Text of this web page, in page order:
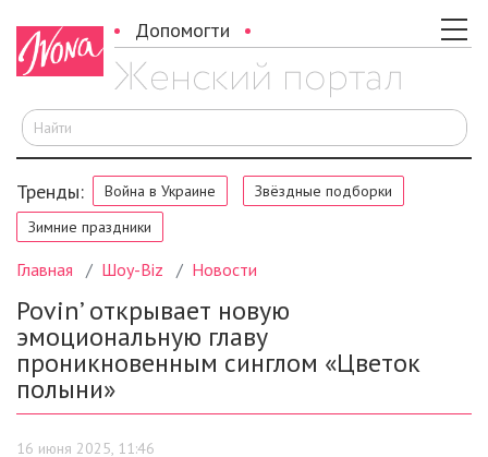
Допомогти
Тренды: Война в Украине
Звёздные подборки
Зимние праздники
Главная Шоу-Biz Новости
Povin’ открывает новую
эмоциональную главу
проникновенным синглом «Цветок
полыни»
16 июня 2025, 11:46